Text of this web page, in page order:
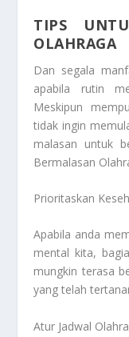
TIPS
OLAHRAGA
Dan segala
apabila rutin
Meskipun
tidak ingin
malasan untuk
Bermalasan
Prioritaskan
Apabila anda
mental kita,
mungkin terasa
yang telah
Atur Jadwal